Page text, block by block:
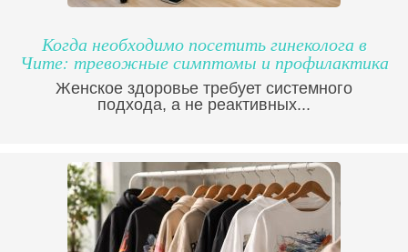
Когда необходимо посетить гинеколога в
Чите: тревожные симптомы и профилактика
Женское здоровье требует системного
подхода, а не реактивных...